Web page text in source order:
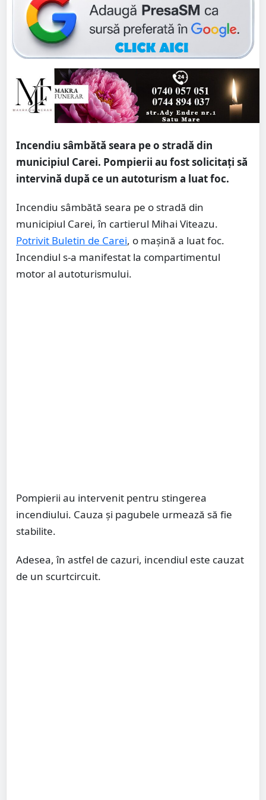
Incendiu sâmbătă seara pe o stradă din
municipiul Carei. Pompierii au fost solicitați să
intervină după ce un autoturism a luat foc.
Incendiu sâmbătă seara pe o stradă din
municipiul Carei, în cartierul Mihai Viteazu.
Potrivit Buletin de Carei, o mașină a luat foc.
Incendiul s-a manifestat la compartimentul
motor al autoturismului.
Pompierii au intervenit pentru stingerea
incendiului. Cauza și pagubele urmează să fie
stabilite.
Adesea, în astfel de cazuri, incendiul este cauzat
de un scurtcircuit.